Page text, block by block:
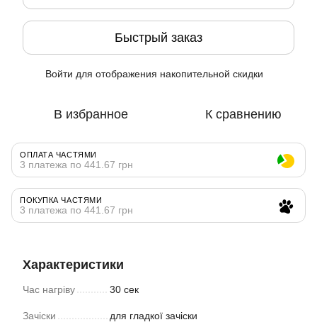
Быстрый заказ
Войти для отображения накопительной скидки
В избранное К сравнению
ОПЛАТА ЧАСТЯМИ
3 платежа по 441.67 грн
ПОКУПКА ЧАСТЯМИ
3 платежа по 441.67 грн
Характеристики
Час нагріву 30 сек
Зачіски для гладкої зачіски